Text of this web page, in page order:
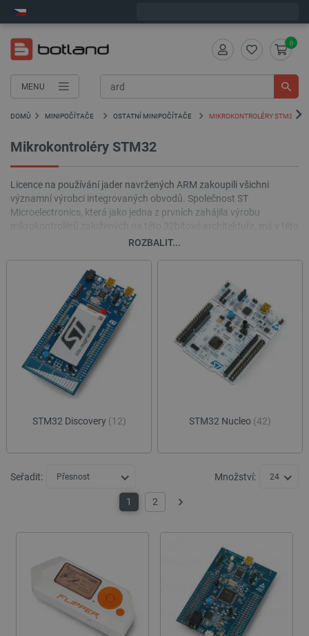
MENU
0
DOMŮ MINIPOČÍTAČE OSTATNÍ MINIPOČÍTAČE MIKROKONTROLÉRY STM32
Mikrokontroléry STM32
Licence na používání jader navržených ARM zakoupili všichni
významní výrobci integrovaných obvodů. Společnost ST
Microelectronics, která jako jedna z prvních zahájila výrobu
oblasti obzvláště široké portfolio. Výhodou systémů STM32 je
bloků a také vynikající podpora jak v dokumentaci, tak v knihovnách
softwaru, stejně jako desky a hodnotící sady pro nejzajímavější
zástupce jednotlivých rodin. mikrokontrolérů v této sérii.
ROZBALIT...
STM32 Discovery (12) STM32 Nucleo (42)
Seřadit: Přesnost Množství: 24
1 2 Další